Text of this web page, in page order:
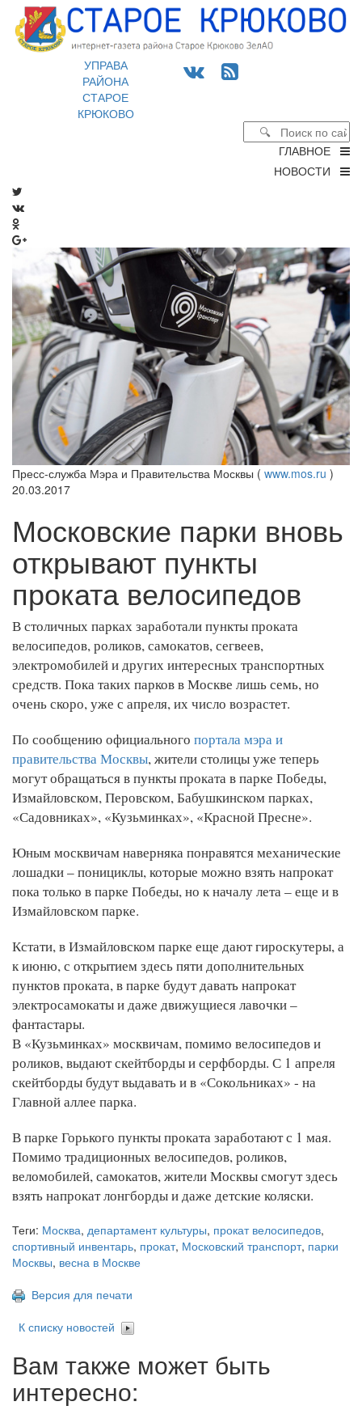
УПРАВА
РАЙОНА
СТАРОЕ
КРЮКОВО
ГЛАВНОЕ
НОВОСТИ
Пресс-служба Мэра и Правительства Москвы ( www.mos.ru )
20.03.2017
Московские парки вновь
открывают пункты
проката велосипедов
В столичных парках заработали пункты проката
велосипедов, роликов, самокатов, сегвеев,
электромобилей и других интересных транспортных
средств. Пока таких парков в Москве лишь семь, но
очень скоро, уже с апреля, их число возрастет.
По сообщению официального портала мэра и
правительства Москвы, жители столицы уже теперь
могут обращаться в пункты проката в парке Победы,
Измайловском, Перовском, Бабушкинском парках,
«Садовниках», «Кузьминках», «Красной Пресне».
Юным москвичам наверняка понравятся механические
лошадки – понициклы, которые можно взять напрокат
пока только в парке Победы, но к началу лета – еще и в
Измайловском парке.
Кстати, в Измайловском парке еще дают гироскутеры, а
к июню, с открытием здесь пяти дополнительных
пунктов проката, в парке будут давать напрокат
электросамокаты и даже движущиеся лавочки –
фантастары.
В «Кузьминках» москвичам, помимо велосипедов и
роликов, выдают скейтборды и серфборды. С 1 апреля
скейтборды будут выдавать и в «Сокольниках» - на
Главной аллее парка.
В парке Горького пункты проката заработают с 1 мая.
Помимо традиционных велосипедов, роликов,
веломобилей, самокатов, жители Москвы смогут здесь
взять напрокат лонгборды и даже детские коляски.
Теги: Москва, департамент культуры, прокат велосипедов,
спортивный инвентарь, прокат, Московский транспорт, парки
Москвы, весна в Москве
Версия для печати
К списку новостей
Вам также может быть
интересно: